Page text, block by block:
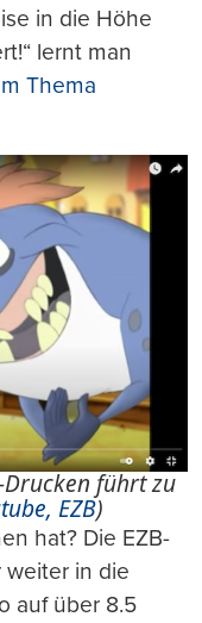
in die Höhe
lernt man
Thema
Drucken führt zu
EZB)
hat? Die EZB-
weiter in die
auf über 8.5